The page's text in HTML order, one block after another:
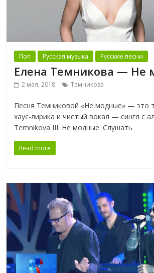
Поп Русская музыка Русские песни
Елена Темникова — Не
2 мая, 2018 Темникова
Песня Темниковой «Не модные» — это
хаус-лирика и чистый вокал — сингл с
Temnikova III: Не модные. Слушать
Read more